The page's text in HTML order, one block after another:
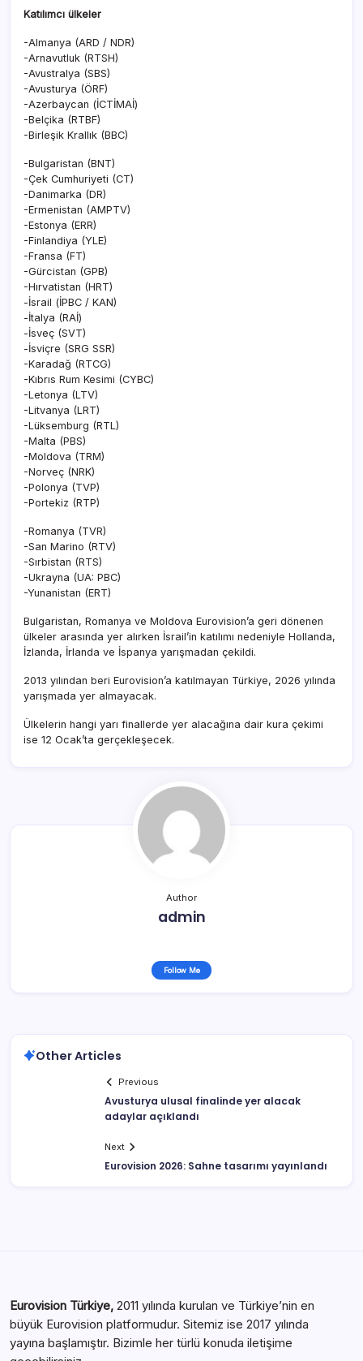
Katılımcı ülkeler
-Almanya (ARD / NDR)
-Arnavutluk (RTSH)
-Avustralya (SBS)
-Avusturya (ÖRF)
-Azerbaycan (İCTİMAİ)
-Belçika (RTBF)
-Birleşik Krallık (BBC)
-Bulgaristan (BNT)
-Çek Cumhuriyeti (CT)
-Danimarka (DR)
-Ermenistan (AMPTV)
-Estonya (ERR)
-Finlandiya (YLE)
-Fransa (FT)
-Gürcistan (GPB)
-Hırvatistan (HRT)
-İsrail (İPBC / KAN)
-İtalya (RAİ)
-İsveç (SVT)
-İsviçre (SRG SSR)
-Karadağ (RTCG)
-Kıbrıs Rum Kesimi (CYBC)
-Letonya (LTV)
-Litvanya (LRT)
-Lüksemburg (RTL)
-Malta (PBS)
-Moldova (TRM)
-Norveç (NRK)
-Polonya (TVP)
-Portekiz (RTP)
-Romanya (TVR)
-San Marino (RTV)
-Sırbistan (RTS)
-Ukrayna (UA: PBC)
-Yunanistan (ERT)
Bulgaristan, Romanya ve Moldova Eurovision’a geri dönenen
ülkeler arasında yer alırken İsrail’in katılımı nedeniyle Hollanda,
İzlanda, İrlanda ve İspanya yarışmadan çekildi.
2013 yılından beri Eurovision’a katılmayan Türkiye, 2026 yılında
yarışmada yer almayacak.
Ülkelerin hangi yarı finallerde yer alacağına dair kura çekimi
ise 12 Ocak’ta gerçekleşecek.
Author
admin
Follow Me
Other Articles
Previous
Avusturya ulusal finalinde yer alacak
adaylar açıklandı
Next
Eurovision 2026: Sahne tasarımı yayınlandı
Eurovision Türkiye, 2011 yılında kurulan ve Türkiye’nin en
büyük Eurovision platformudur. Sitemiz ise 2017 yılında
yayına başlamıştır. Bizimle her türlü konuda iletişime